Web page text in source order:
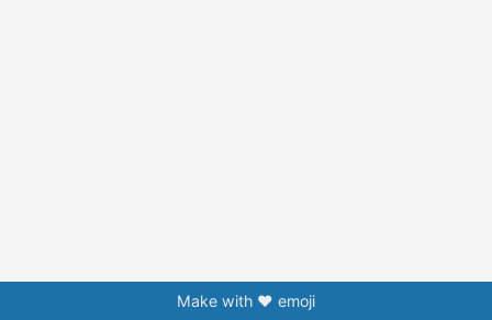
Make with ❤️ emoji